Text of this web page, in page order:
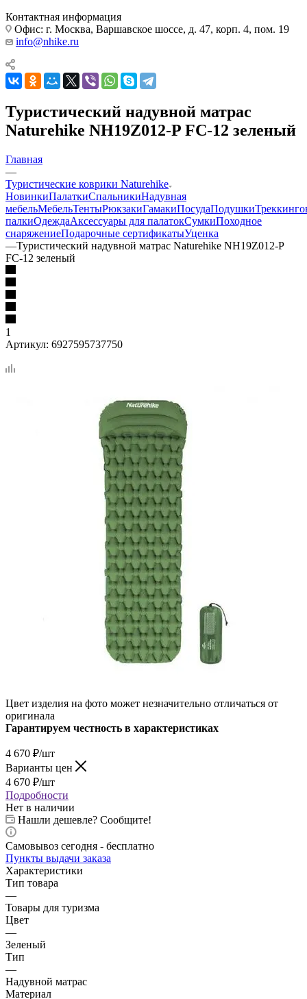
Контактная информация
Офис: г. Москва, Варшавское шоссе, д. 47, корп. 4, пом. 19
info@nhike.ru
Туристический надувной матрас
Naturehike NH19Z012-P FC-12 зеленый
Главная
—
Туристические коврики Naturehike
НовинкиПалаткиСпальникиНадувная
мебельМебельТентыРюкзакиГамакиПосудаПодушки
палкиОдеждаАксессуары для палатокСумкиПоходное
снаряжениеПодарочные сертификатыУценка
—Туристический надувной матрас Naturehike NH19Z012-P
FC-12 зеленый
1
Артикул: 6927595737750
Цвет изделия на фото может незначительно отличаться от
оригинала
Гарантируем честность в характеристиках
4 670 ₽/шт
Варианты цен
4 670 ₽/шт
Подробности
Нет в наличии
Нашли дешевле? Сообщите!
Самовывоз сегодня - бесплатно
Пункты выдачи заказа
Характеристики
Тип товара
—
Товары для туризма
Цвет
—
Зеленый
Тип
—
Надувной матрас
Материал